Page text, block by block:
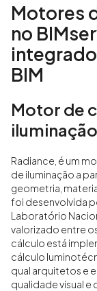
Motores
no
BIM
Motor de
iluminação
Radiance, é um
de iluminação a
geometria,
foi desenvolvida
Laboratório
valorizado entre
cálculo está
cálculo
qual arquitetos e
qualidade visual e